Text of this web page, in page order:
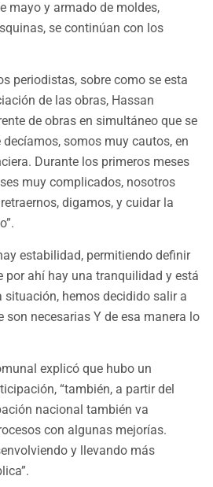
mayo y armado de moldes,
se continúan con los
periodistas, sobre como se esta
de las obras, Hassan
de obras en simultáneo que se
somos muy cautos, en
Durante los primeros meses
muy complicados, nosotros
digamos, y cuidar la
estabilidad, permitiendo definir
por ahí hay una tranquilidad y está
situación, hemos decidido salir a
son necesarias Y de esa manera lo
explicó que hubo un
“también, a partir del
nacional también va
con algunas mejorías.
y llevando más